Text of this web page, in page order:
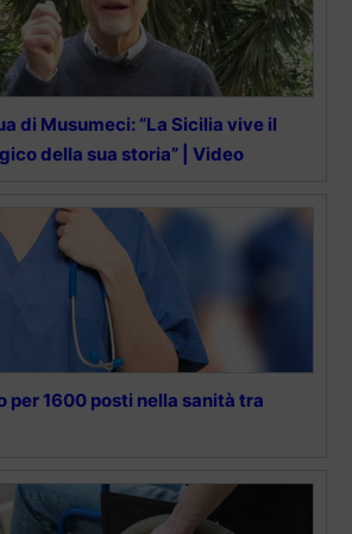
di Musumeci: “La Sicilia vive il
della sua storia” | Video
per 1600 posti nella sanità tra